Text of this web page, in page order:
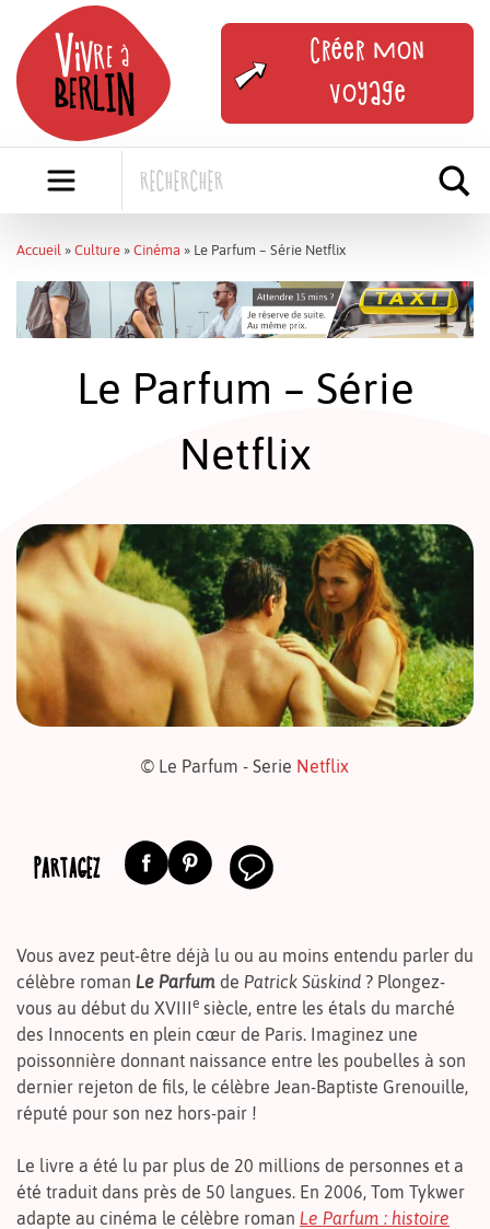
content
Créer mon
voyage
Accueil » Culture » Cinéma » Le Parfum – Série Netflix
Le Parfum – Série
Netflix
© Le Parfum - Serie Netflix
PARTAGEZ
Vous avez peut-être déjà lu ou au moins entendu parler du
célèbre roman Le Parfum de Patrick Süskind ? Plongez-
vous au début du XVIIIe siècle, entre les étals du marché
des Innocents en plein cœur de Paris. Imaginez une
poissonnière donnant naissance entre les poubelles à son
dernier rejeton de fils, le célèbre Jean-Baptiste Grenouille,
réputé pour son nez hors-pair !
Le livre a été lu par plus de 20 millions de personnes et a
été traduit dans près de 50 langues. En 2006, Tom Tykwer
adapte au cinéma le célèbre roman Le Parfum : histoire